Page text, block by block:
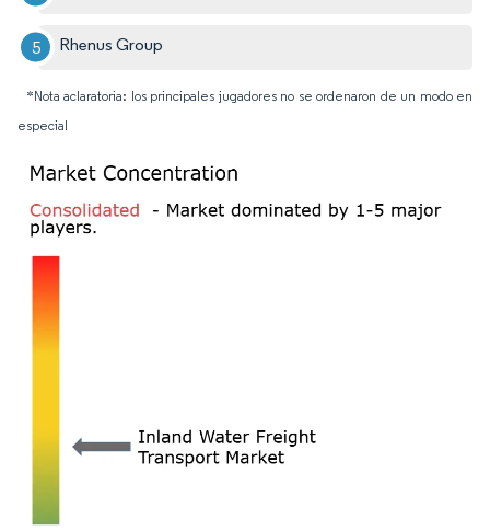
Rhenus Group
*Nota aclaratoria: los principales jugadores no se ordenaron de un modo en
especial